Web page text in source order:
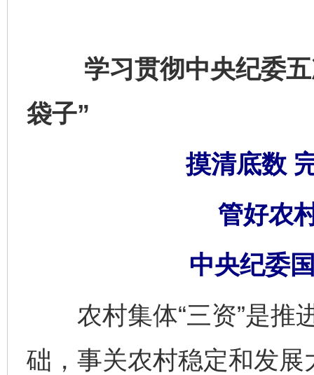
学习贯彻中央纪委五
袋子”
摸清底数
管好农
中央纪委
农村集体“三资”是推
础，事关农村稳定和发